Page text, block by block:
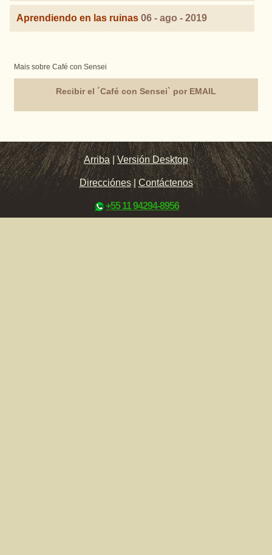
Aprendiendo en las ruinas 06 - ago - 2019
Mais sobre Café con Sensei
Recibir el ´Café con Sensei` por EMAIL
Arriba |Versión Desktop
Direcciónes| Contáctenos
+55 11 94294-8956